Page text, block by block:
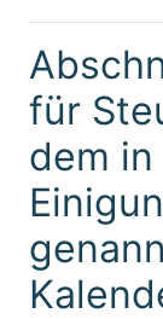
für
dem